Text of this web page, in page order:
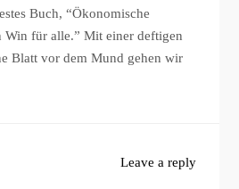
Buch, “Ökonomische
für alle.” Mit einer deftigen
Blatt vor dem Mund gehen wir
Leave a reply